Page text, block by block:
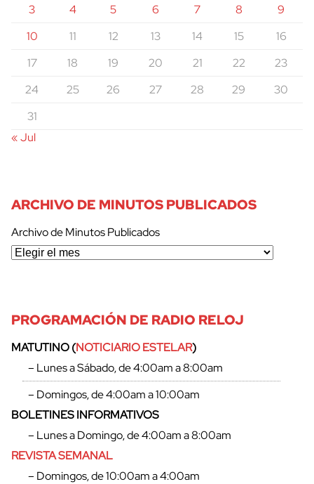
3 4 5 6 7 8
9
10
11 12 13 14 15
16
17
18 19 20 21 22
23
24
25 26 27 28 29
30
31
« Jul
ARCHIVO DE MINUTOS PUBLICADOS
Archivo de Minutos Publicados
PROGRAMACIÓN DE RADIO RELOJ
MATUTINO (NOTICIARIO ESTELAR)
– Lunes a Sábado, de 4:00am a 8:00am
– Domingos, de 4:00am a 10:00am
BOLETINES INFORMATIVOS
– Lunes a Domingo, de 4:00am a 8:00am
REVISTA SEMANAL
– Domingos, de 10:00am a 4:00am